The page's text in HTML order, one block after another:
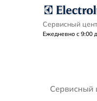
Сервисный
Ежедневно с 9:00
Сервисный